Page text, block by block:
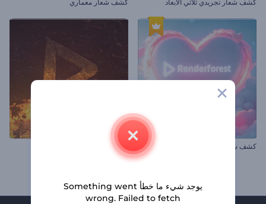
كشف شعار تجريدي ثلاثي الأبعاد كشف شعار معماري
كشف شعار قلوب عيد الحب شعار النار
يوجد شيء ما خطأ Something went
wrong. Failed to fetch